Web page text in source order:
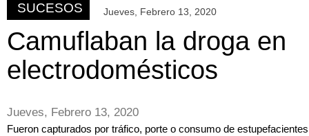
SUCESOS Jueves, Febrero 13, 2020
Camuflaban la droga en
electrodomésticos
Jueves, Febrero 13, 2020
Fueron capturados por tráfico, porte o consumo de